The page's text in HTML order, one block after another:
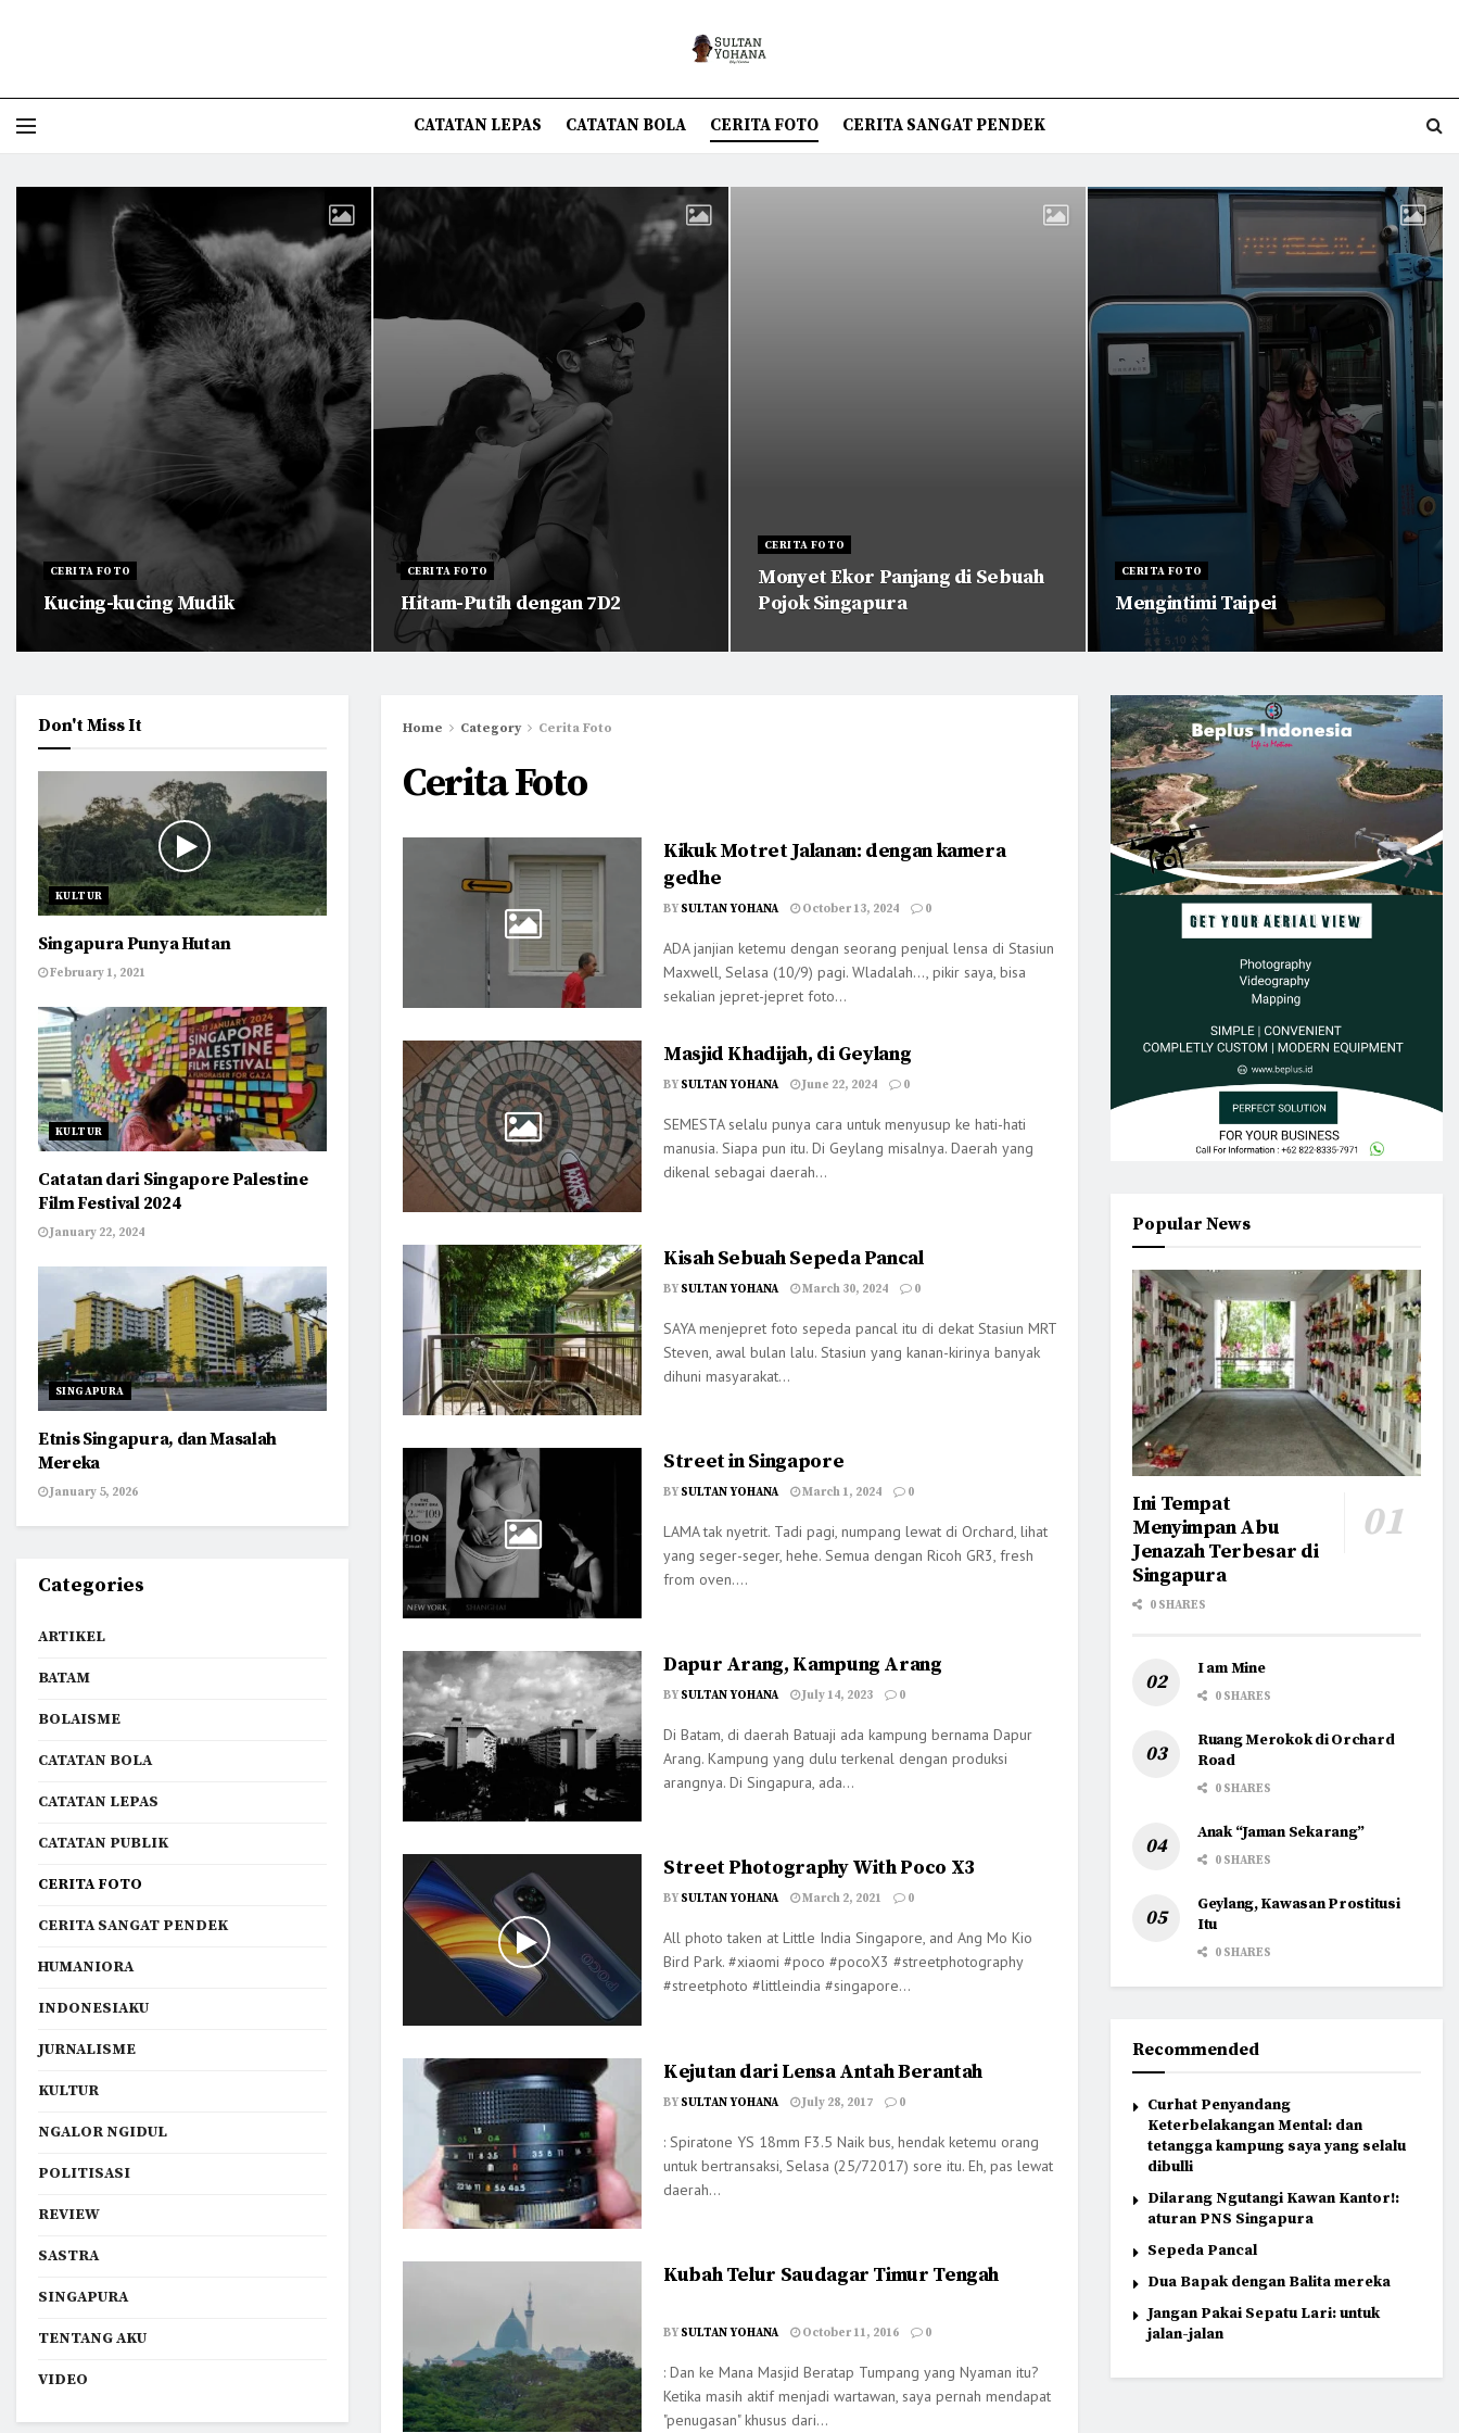
CATATAN LEPAS CATATAN BOLA CERITA FOTO CERITA SANGAT PENDEK
CERITA FOTO
Kucing-kucing Mudik
CERITA FOTO
Hitam-Putih dengan 7D2
CERITA FOTO
Monyet Ekor Panjang di Sebuah
Pojok Singapura
CERITA FOTO
Mengintimi Taipei
Home Category Cerita Foto
Cerita Foto
Kikuk Motret Jalanan: dengan kamera
gedhe
BY SULTAN YOHANA October 13, 2024 0
ADA janjian ketemu dengan seorang penjual lensa di Stasiun
Maxwell, Selasa (10/9) pagi. Wladalah…, pikir saya, bisa
sekalian jepret-jepret foto...
Masjid Khadijah, di Geylang
BY SULTAN YOHANA June 22, 2024 0
SEMESTA selalu punya cara untuk menyusup ke hati-hati
manusia. Siapa pun itu. Di Geylang misalnya. Daerah yang
dikenal sebagai daerah...
Kisah Sebuah Sepeda Pancal
BY SULTAN YOHANA March 30, 2024 0
SAYA menjepret foto sepeda pancal itu di dekat Stasiun MRT
Steven, awal bulan lalu. Stasiun yang kanan-kirinya banyak
dihuni masyarakat...
Street in Singapore
BY SULTAN YOHANA March 1, 2024 0
LAMA tak nyetrit. Tadi pagi, numpang lewat di Orchard, lihat
yang seger-seger, hehe. Semua dengan Ricoh GR3, fresh
from oven....
Dapur Arang, Kampung Arang
BY SULTAN YOHANA July 14, 2023 0
Di Batam, di daerah Batuaji ada kampung bernama Dapur
Arang. Kampung yang dulu terkenal dengan produksi
arangnya. Di Singapura, ada...
Street Photography With Poco X3
BY SULTAN YOHANA March 2, 2021 0
All photo taken at Little India Singapore, and Ang Mo Kio
Bird Park. #xiaomi #poco #pocoX3 #streetphotography
#streetphoto #littleindia #singapore...
Kejutan dari Lensa Antah Berantah
BY SULTAN YOHANA July 28, 2017 0
: Spiratone YS 18mm F3.5 Naik bus, hendak ketemu orang
untuk bertransaksi, Selasa (25/72017) sore itu. Eh, pas lewat
daerah...
Kubah Telur Saudagar Timur Tengah
BY SULTAN YOHANA October 11, 2016 0
: Dan ke Mana Masjid Beratap Tumpang yang Nyaman itu?
Ketika masih aktif menjadi wartawan, saya pernah mendapat
"penugasan" khusus dari...
Don't Miss It
KULTUR
Singapura Punya Hutan
February 1, 2021
KULTUR
Catatan dari Singapore Palestine
Film Festival 2024
January 22, 2024
SINGAPURA
Etnis Singapura, dan Masalah
Mereka
January 5, 2026
Categories
ARTIKEL
BATAM
BOLAISME
CATATAN BOLA
CATATAN LEPAS
CATATAN PUBLIK
CERITA FOTO
CERITA SANGAT PENDEK
HUMANIORA
INDONESIAKU
JURNALISME
KULTUR
NGALOR NGIDUL
POLITISASI
REVIEW
SASTRA
SINGAPURA
TENTANG AKU
VIDEO
Popular News
Ini Tempat
Menyimpan Abu
Jenazah Terbesar di
Singapura
0 SHARES
I am Mine
0 SHARES
Ruang Merokok di Orchard
Road
0 SHARES
Anak “Jaman Sekarang”
0 SHARES
Geylang, Kawasan Prostitusi
Itu
0 SHARES
Recommended
Curhat Penyandang
Keterbelakangan Mental: dan
tetangga kampung saya yang selalu
dibulli
Dilarang Ngutangi Kawan Kantor!:
aturan PNS Singapura
Sepeda Pancal
Dua Bapak dengan Balita mereka
Jangan Pakai Sepatu Lari: untuk
jalan-jalan